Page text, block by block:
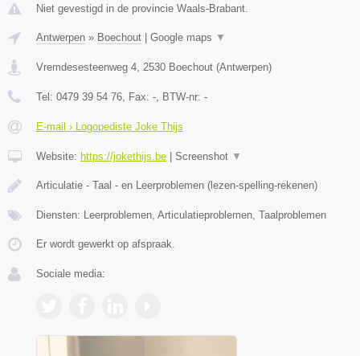
Niet gevestigd in de provincie Waals-Brabant.
Antwerpen » Boechout | Google maps ▼
Vremdesesteenweg 4 2530 Boechout (Antwerpen)
Tel: 0479 39 54 76 , Fax: - , BTW-nr: -
E-mail › Logopediste Joke Thijs
Website: https://jokethijs.be | Screenshot ▼
Articulatie - Taal - en Leerproblemen (lezen-spelling-rekenen)
Diensten: Leerproblemen, Articulatieproblemen, Taalproblemen
Er wordt gewerkt op afspraak.
Sociale media: